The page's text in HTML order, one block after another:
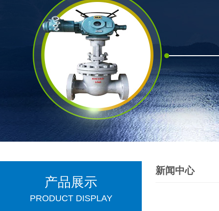
产品展示
PRODUCT DISPLAY
新闻中心